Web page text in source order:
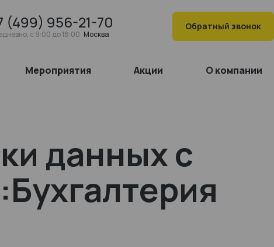
(499) 956-21-70
c 9:00 до 18:00 Москва
Обратный звонок
Мероприятия Акции О компании
данных с